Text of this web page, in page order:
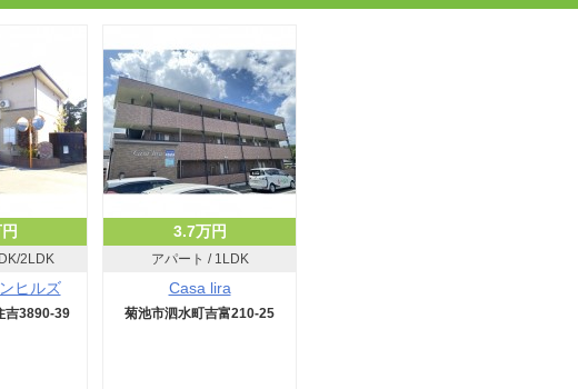
2LDK
ヒルズ
吉3890-39
3.7万円
アパート / 1LDK
Casa lira
菊池市泗水町吉富210-25